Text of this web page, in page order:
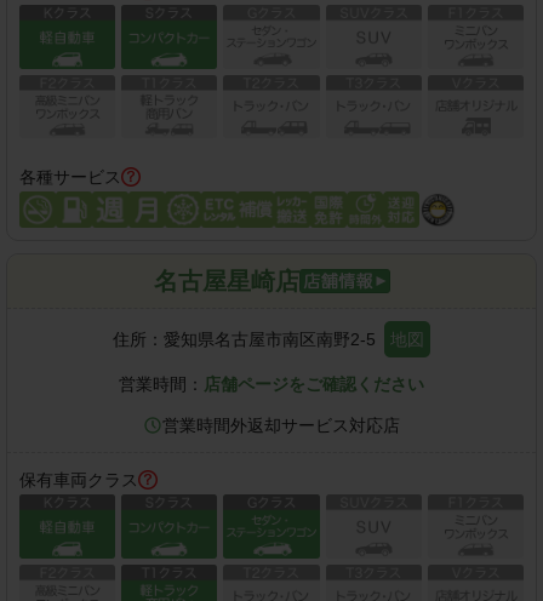
各種サービス
名古屋星崎店
住所： 愛知県名古屋市南区南野2-5 地図
営業時間： 店舗ページをご確認ください
営業時間外返却サービス対応店
保有車両クラス